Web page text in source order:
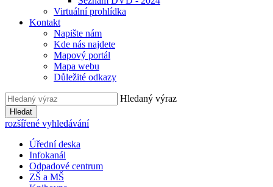
Virtuální prohlídka
Kontakt
Napište nám
Kde nás najdete
Mapový portál
Mapa webu
Důležité odkazy
Hledaný výraz
Hledat
rozšířené vyhledávání
Úřední deska
Infokanál
Odpadové centrum
ZŠ a MŠ